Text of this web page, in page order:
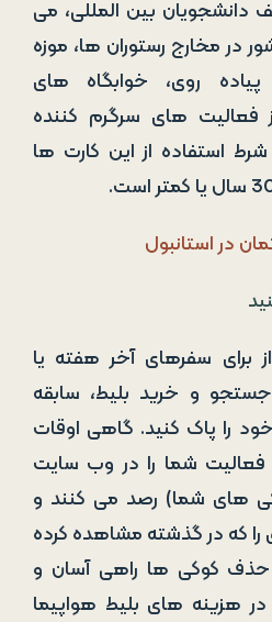
دانشجویان بین المللی، می
در بیش از 130 کشور در مخارج رستوران ها، موزه
پیاده روی، خوابگاه های
فعالیت های سرگرم کننده
استفاده از این کارت ها
در استانبول
برای سفرهای آخر هفته یا
جستجو و خرید بلیط، سابقه
را پاک کنید. گاهی اوقات
شما را در وب سایت
های شما) رصد می کنند و
که در گذشته مشاهده کرده
کوکی ها راهی آسان و
هزینه های بلیط هواپیما